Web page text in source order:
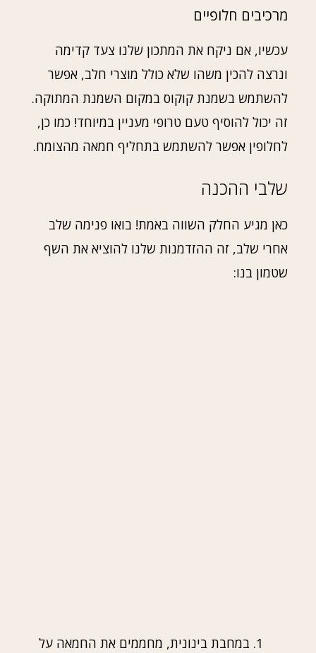
מרכיבים חלופיים
עכשיו, אם ניקח את המתכון שלנו צעד קדימה
ונרצה להכין משהו שלא כולל מוצרי חלב, אפשר
להשתמש בשמנת קוקוס במקום השמנת המתוקה.
זה יכול להוסיף טעם טרופי מעניין במיוחד! כמו כן,
לחלופין אפשר להשתמש בתחליף חמאה מהצומח.
שלבי ההכנה
כאן מגיע החלק השווה באמת! בואו פנימה שלב
אחרי שלב, זה ההזדמנות שלנו להוציא את השף
שטמון בנו:
במחבת בינונית, מחממים את החמאה על